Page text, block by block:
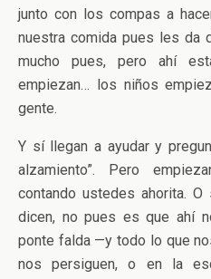
junto con los compas a
nuestra comida pues les da
mucho pues, pero ahí
empiezan… los niños
gente.
Y sí llegan a ayudar y
alzamiento”. Pero
contando ustedes ahorita.
dicen, no pues es que ahí
ponte falda —y todo lo que
nos persiguen, o en la